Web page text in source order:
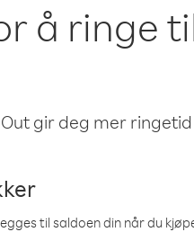
å ringe
gir deg mer
til saldoen din når du